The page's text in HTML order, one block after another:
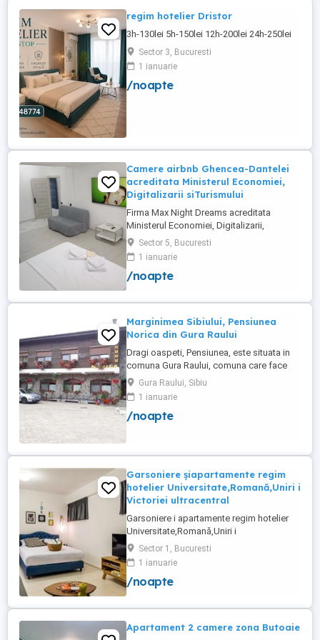
regim hotelier Dristor
3h-130lei 5h-150lei 12h-200lei 24h-250lei
Sector 3, Bucuresti
1 ianuarie
/noapte
Camere airbnb Ghencea-Dantelei
acreditata Ministerul Economiei,
Digitalizarii siTurismului
Firma Max Night Dreams acreditata
Ministerul Economiei, Digitalizarii,
Antreprenoriatului si Turismului închiriază
in regim hotelier in zona Drumul Taberei -
Ghencea diferite tipuri de camere Camera
single cu o suprafață totală de 16mp
cu o suprafață totală de ...
Sector 5, Bucuresti
1 ianuarie
/noapte
Marginimea Sibiului, Pensiunea
Norica din Gura Raului
Dragi oaspeti, Pensiunea, este situata in
comuna Gura Raului, comuna care face
parte din salba celor mai vechi, frumoase
si instarite asezari ce alcatuiesc
Marginimea Sibiului, la 18 km de Sibiu in
directia Sebes (Cristian, Orlat, Gura
Gura Raului, Sibiu
1 ianuarie
/noapte
Garsoniere șiapartamente regim
hotelier Universitate,Romană,Uniri i
Victoriei ultracentral
Garsoniere i apartamente regim hotelier
Universitate,Romană,Uniri i
Victoriei,renovate recent i utilate complet.
Preț: De la 120-200 lei pentru 3 ore Preț
garsoniere 120-200 lei pentru noapte Preț
apartamente 200-300 lei pentru noapte
Sector 1, Bucuresti
1 ianuarie
/noapte
Apartament 2 camere zona Butoaie